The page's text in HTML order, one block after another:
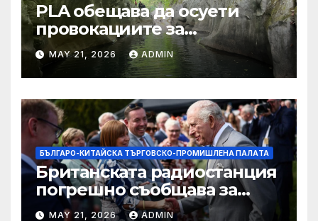
PLA обещава да осуети
провокациите за
„независимост на Тайван“.
MAY 21, 2026 ADMIN
БЪЛГАРО-КИТАЙСКА ТЪРГОВСКО-ПРОМИШЛЕНА ПАЛAТА
Британската радиостанция
погрешно съобщава за
смъртта на крал Чарлз
MAY 21, 2026 ADMIN